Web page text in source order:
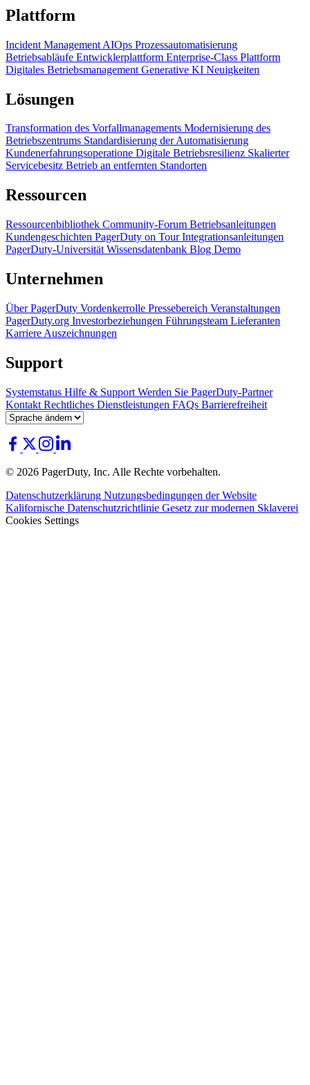
Plattform
Incident Management AIOps Prozessautomatisierung
Betriebsabläufe Entwicklerplattform Enterprise-Class Plattform
Digitales Betriebsmanagement Generative KI Neuigkeiten
Lösungen
Transformation des Vorfallmanagements Modernisierung des
Betriebszentrums Standardisierung der Automatisierung
Kundenerfahrungsoperatione Digitale Betriebsresilienz Skalierter
Servicebesitz Betrieb an entfernten Standorten
Ressourcen
Ressourcenbibliothek Community-Forum Betriebsanleitungen
Kundengeschichten PagerDuty on TourIntegrationsanleitungen
PagerDuty-Universität Wissensdatenbank Blog Demo
Unternehmen
Über PagerDuty Vordenkerrolle Pressebereich Veranstaltungen
PagerDuty.org Investorbeziehungen Führungsteam Lieferanten
Karriere Auszeichnungen
Support
Systemstatus Hilfe & Support Werden Sie PagerDuty-Partner
Kontakt Rechtliches Dienstleistungen FAQs Barrierefreiheit
© 2026 PagerDuty, Inc. Alle Rechte vorbehalten.
Datenschutzerklärung Nutzungsbedingungen der Website
Kalifornische Datenschutzrichtlinie Gesetz zur modernen Sklaverei
Cookies Settings